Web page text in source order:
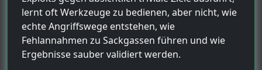
lernt oft Werkzeuge zu bedienen, aber nicht, wie
echte Angriffswege entstehen, wie
Fehlannahmen zu Sackgassen führen und wie
Ergebnisse sauber validiert werden.